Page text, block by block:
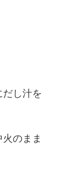
し汁を
のまま